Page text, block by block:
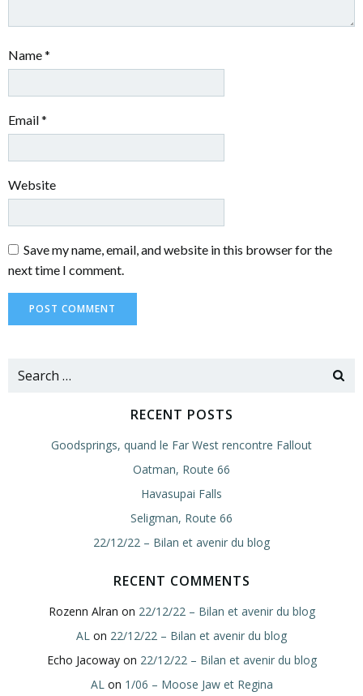
Name*
Email*
Website
Save my name, email, and website in this browser for the
next time I comment.
Search
RECENT POSTS
Goodsprings, quand le Far West rencontre Fallout
Oatman, Route 66
Havasupai Falls
Seligman, Route 66
22/12/22 – Bilan et avenir du blog
RECENT COMMENTS
Rozenn Alran on 22/12/22 – Bilan et avenir du blog
AL on 22/12/22 – Bilan et avenir du blog
Echo Jacowayon 22/12/22 – Bilan et avenir du blog
ALon 1/06 – Moose Jaw et Regina